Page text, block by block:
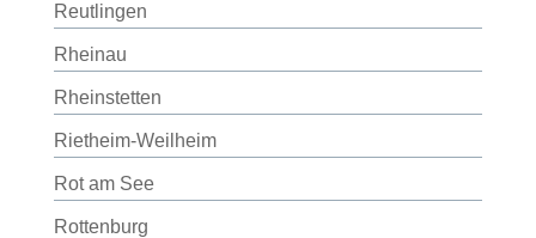
Reutlingen
Rheinau
Rheinstetten
Rietheim-Weilheim
Rot am See
Rottenburg